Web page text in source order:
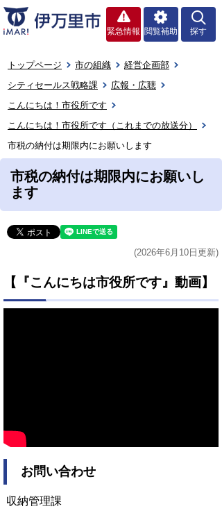
緊急情報 閲覧補助 探す
トップページ 市の組織
経営企画部
シティセールス戦略課
広報・広聴
こんにちは！市役所です
こんにちは！市役所です（これまでの放送分）
市税の納付は期限内にお願いします
市税の納付は期限内にお願いし
ます
(2026年6月10日更新)
【『こんにちは市役所です』動画】
お問い合わせ
収納管理課